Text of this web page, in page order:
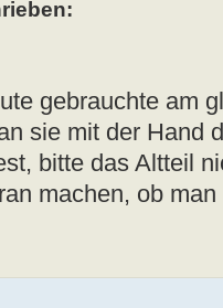
gebrauchte am
sie mit der Hand
bitte das Altteil
machen, ob